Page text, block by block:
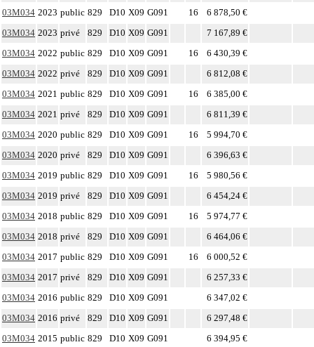
03M034 2023 public 829 D10 X09 G091 16
6 878,50 €
03M034 2023 privé 829 D10 X09 G091
7 167,89 €
03M034 2022 public 829 D10 X09 G091 16
6 430,39 €
03M034 2022 privé 829 D10 X09 G091
6 812,08 €
03M034 2021 public 829 D10 X09 G091 16
6 385,00 €
03M034 2021 privé 829 D10 X09 G091
6 811,39 €
03M034 2020 public 829 D10 X09 G091 16
5 994,70 €
03M034 2020 privé 829 D10 X09 G091
6 396,63 €
03M034 2019 public 829 D10 X09 G091 16
5 980,56 €
03M034 2019 privé 829 D10 X09 G091
6 454,24 €
03M034 2018 public 829 D10 X09 G091 16
5 974,77 €
03M034 2018 privé 829 D10 X09 G091
6 464,06 €
03M034 2017 public 829 D10 X09 G091 16
6 000,52 €
03M034 2017 privé 829 D10 X09 G091
6 257,33 €
03M034 2016 public 829 D10 X09 G091
6 347,02 €
03M034 2016 privé 829 D10 X09 G091
6 297,48 €
03M034 2015 public 829 D10 X09 G091
6 394,95 €